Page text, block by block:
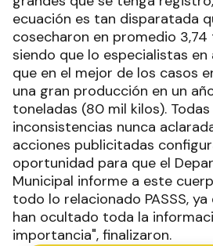
ecuación es tan disparatada
cosecharon en promedio
siendo que lo especialistas
que en el mejor de los casos
una gran producción en un
toneladas (80 mil kilos).
inconsistencias nunca
acciones publicitadas
oportunidad para que el
Municipal informe a este
todo lo relacionado PASSS,
han ocultado toda la
importancia", finalizaron.